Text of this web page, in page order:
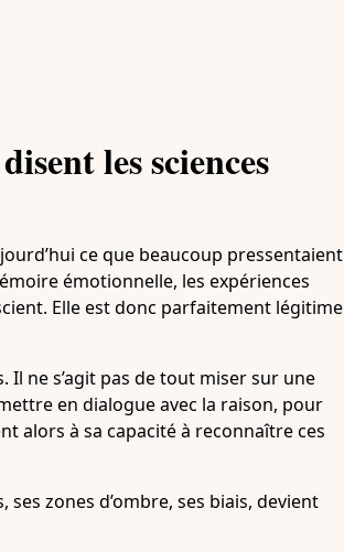
les sciences
ce que beaucoup pressentaient
émotionnelle, les expériences
Elle est donc parfaitement légitime
ne s’agit pas de tout miser sur une
en dialogue avec la raison, pour
alors à sa capacité à reconnaître ces
zones d’ombre, ses biais, devient